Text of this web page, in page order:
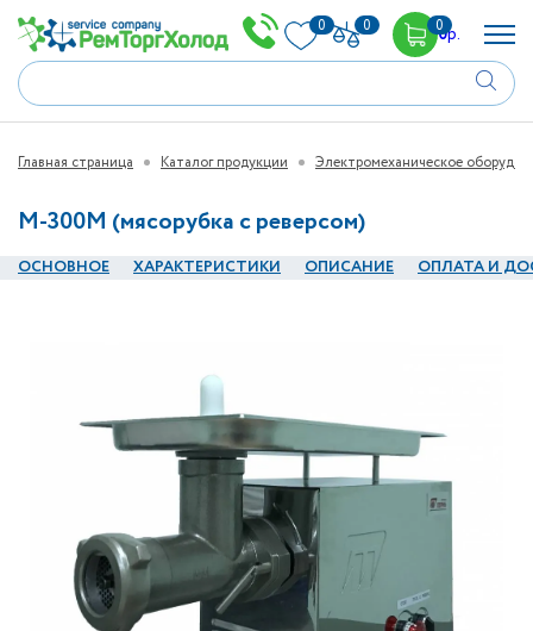
0 0 00р.
Главная страница Каталог продукции Электромеханическое
М-300М (мясорубка с реверсом)
ОСНОВНОЕ ХАРАКТЕРИСТИКИ ОПИСАНИЕ ОПЛАТА И